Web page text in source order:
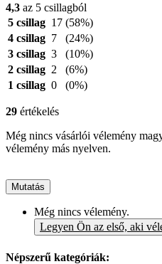
4,3 az 5 csillagból
5 csillag 17 (58%)
4 csillag 7
(24%)
3 csillag 3
(10%)
2 csillag 2
(6%)
1 csillag 0 (0%)
29 értékelés
Még nincs vásárlói vélemény
vélemény más nyelven.
Mutatás
Még nincs vélemény.
Legyen Ön az első, aki
Népszerű kategóriák: